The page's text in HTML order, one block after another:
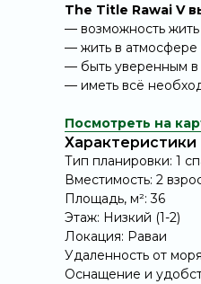
The Title Rawai V
— возможность жить
— жить в атмосфере
— быть уверенным в
— иметь всё
Посмотреть на
Характеристики
Тип планировки: 1
Вместимость: 2
Площадь, м²: 36
Этаж: Низкий (1-2)
Локация: Раваи
Удаленность от
Оснащение и